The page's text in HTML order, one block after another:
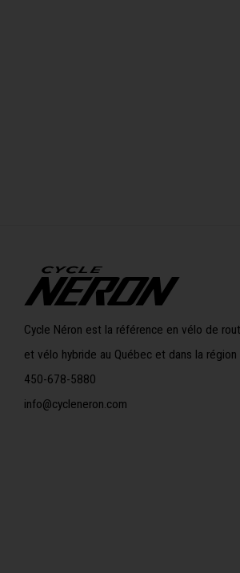
Cycle Néron est la référence en vélo de
et vélo hybride au Québec et dans la
450-678-5880
info@cycleneron.com